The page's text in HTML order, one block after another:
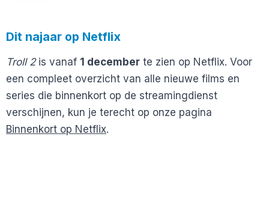
Dit najaar op Netflix
Troll 2is vanaf 1 december te zien op Netflix. Voor
een compleet overzicht van alle nieuwe films en
series die binnenkort op de streamingdienst
verschijnen, kun je terecht op onze pagina
Binnenkort op Netflix.